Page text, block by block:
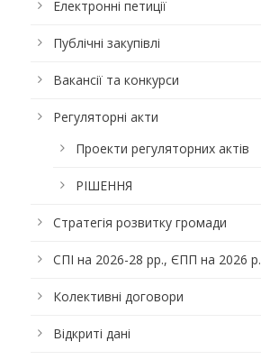
Електронні петиції
Публічні закупівлі
Вакансії та конкурси
Регуляторні акти
Проекти регуляторних актів
РІШЕННЯ
Стратегія розвитку громади
СПІ на 2026-28 рр., ЄПП на 2026 р.
Колективні договори
Відкриті дані